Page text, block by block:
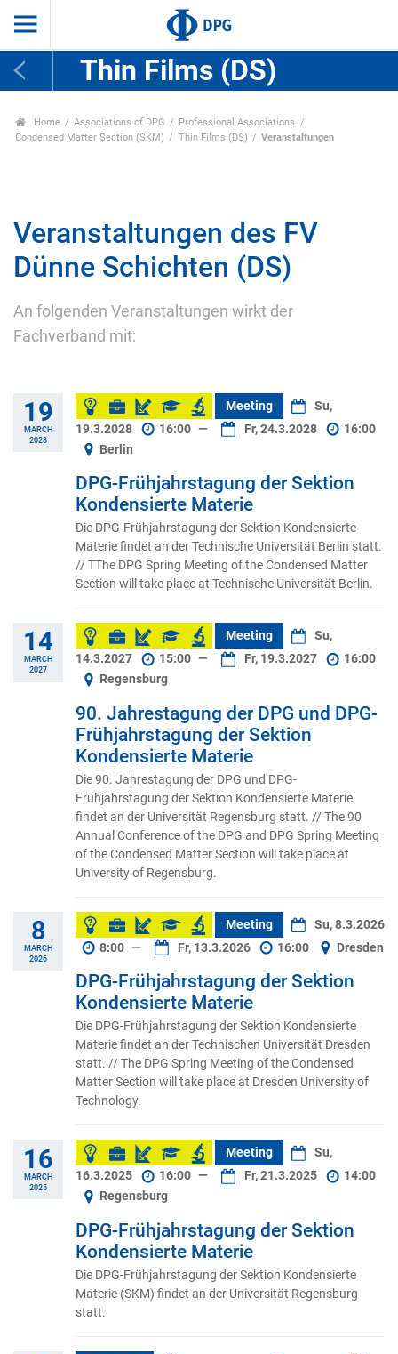
Thin Films (DS)
Home Associations of DPG
Professional Associations
Condensed Matter Section (SKM)
Thin Films (DS) Veranstaltungen
Veranstaltungen des FV
Dünne Schichten (DS)
An folgenden Veranstaltungen wirkt der
Fachverband mit:
19
MARCH
2028
Meeting
Su,
19.3.2028
16:00 — Fr, 24.3.2028
16:00
Berlin
DPG-Frühjahrstagung der Sektion
Kondensierte Materie
Die DPG-Frühjahrstagung der Sektion Kondensierte
Materie findet an der Technische Universität Berlin statt.
// TThe DPG Spring Meeting of the Condensed Matter
Section will take place at Technische Universität Berlin.
14
MARCH
2027
Meeting
Su,
14.3.2027
15:00 — Fr, 19.3.2027
16:00
Regensburg
90. Jahrestagung der DPG und DPG-
Frühjahrstagung der Sektion
Kondensierte Materie
Die 90. Jahrestagung der DPG und DPG-
Frühjahrstagung der Sektion Kondensierte Materie
findet an der Universität Regensburg statt. // The 90
Annual Conference of the DPG and DPG Spring Meeting
of the Condensed Matter Section will take place at
University of Regensburg.
8
MARCH
2026
Meeting
Su, 8.3.2026
8:00 — Fr, 13.3.2026 16:00 Dresden
DPG-Frühjahrstagung der Sektion
Kondensierte Materie
Die DPG-Frühjahrstagung der Sektion Kondensierte
Materie findet an der Technischen Universität Dresden
statt. // The DPG Spring Meeting of the Condensed
Matter Section will take place at Dresden University of
Technology.
16
MARCH
2025
Meeting
Su,
16.3.2025
16:00 — Fr, 21.3.2025
14:00
Regensburg
DPG-Frühjahrstagung der Sektion
Kondensierte Materie
Die DPG-Frühjahrstagung der Sektion Kondensierte
Materie (SKM) findet an der Universität Regensburg
statt.